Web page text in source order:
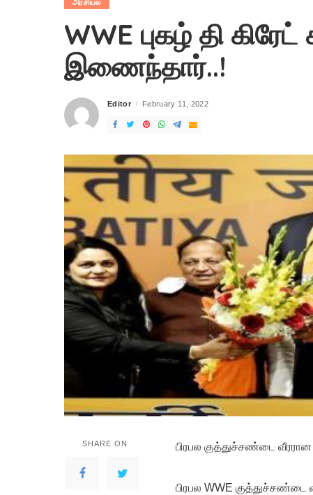
அரசியல்
WWE புகழ் தி
இணைந்தார்..!
Posted
Editor February 11, 2022
SHARE ON பிரபல குத்துச்சண்டை
பிரபல WWE குத்துச்சண்டை